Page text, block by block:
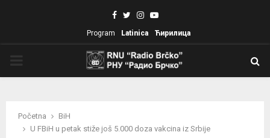
Facebook
TwitterInstagram
Youtube
Program Latinica Ћирилица
Početna
BiH
U FBiH u petak stiže još 5.000 doza vakcina iz Srbije